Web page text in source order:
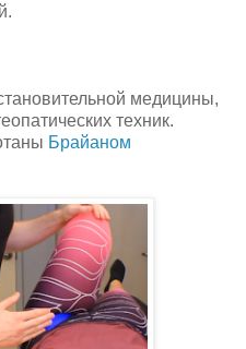
медицины,
техник.
Брайаном